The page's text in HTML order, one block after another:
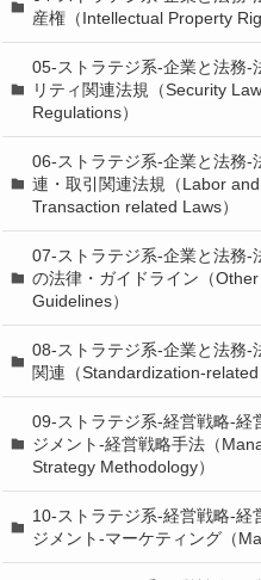
産権（Intellectual Property
05-ストラテジ系-企業と法務-
リティ関連法規（Security
Regulations）
06-ストラテジ系-企業と法務-
連・取引関連法規（Labor and
Transaction related Laws）
07-ストラテジ系-企業と法務-
の法律・ガイドライン（
Guidelines）
08-ストラテジ系-企業と法務-
関連（Standardization-related
09-ストラテジ系-経営戦略-経
ジメント-経営戦略手法（
Strategy Methodology）
10-ストラテジ系-経営戦略-経
ジメント-マーケティング（